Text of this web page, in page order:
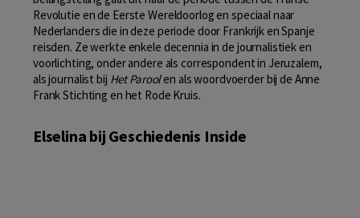
Revolutie en de Eerste Wereldoorlog en speciaal naar
Nederlanders die in deze periode door Frankrijk en Spanje
reisden. Ze werkte enkele decennia in de journalistiek en
voorlichting, onder andere als correspondent in Jeruzalem,
als journalist bij Het Paroolen als woordvoerder bij de Anne
Frank Stichting en het Rode Kruis.
Elselina bij Geschiedenis Inside